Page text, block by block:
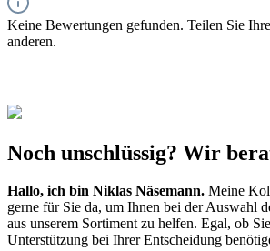
Keine Bewertungen gefunden. Teilen Sie
anderen.
Noch unschlüssig? Wir
Hallo, ich bin Niklas Näsemann. Meine
gerne für Sie da, um Ihnen bei der Auswahl
aus unserem Sortiment zu helfen. Egal, ob
Unterstützung bei Ihrer Entscheidung